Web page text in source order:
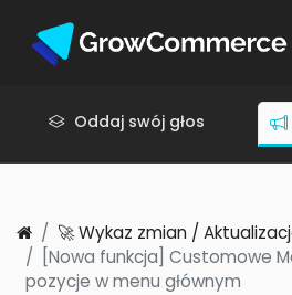
Oddaj swój głos
🚀 Wykaz zmian /
[Nowa funkcja] Customowe
pozycje w menu głównym